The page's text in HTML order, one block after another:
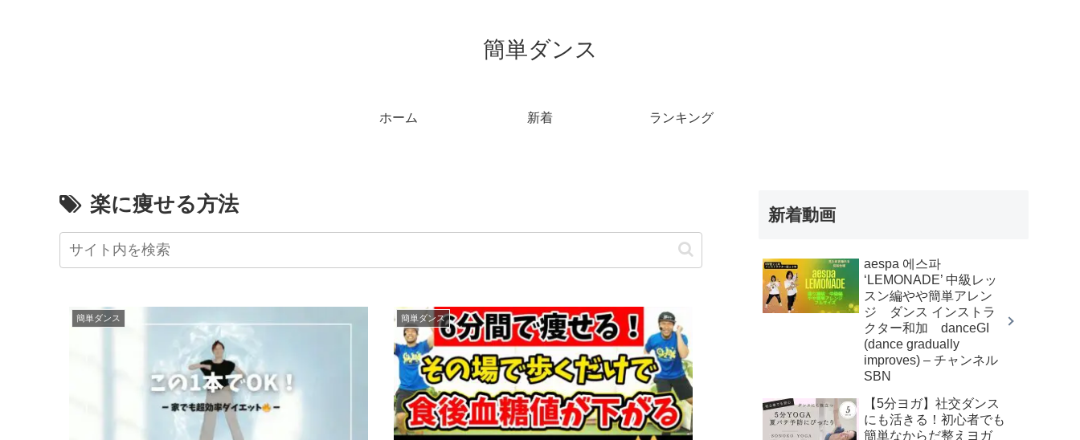
簡単ダンス
ホーム 新着 ランキング
楽に痩せる方法
簡単ダンス 簡単ダンス
新着動画
aespa 에스파
‘LEMONADE’ 中級レッ
スン編やや簡単アレン
ジ ダンス インストラ
クター和加 danceGI
(dance gradually
improves) – チャンネル
SBN
【5分ヨガ】社交ダンス
にも活きる！初心者でも
簡単なからだ整えヨガ